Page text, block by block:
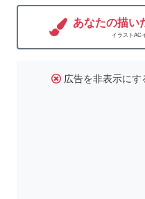
あなたの描い
イラストAC
広告を非表示にす